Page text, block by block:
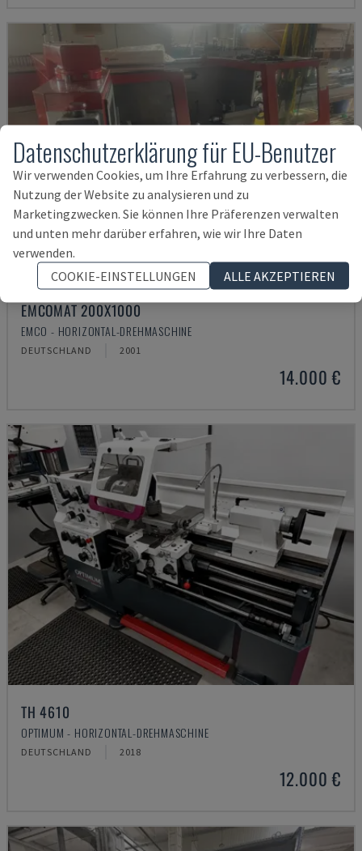
EMCOMAT 200X1000
EMCO - HORIZONTAL-DREHMASCHINE
DEUTSCHLAND 2001
14.000 €
TH 4610
OPTIMUM - HORIZONTAL-DREHMASCHINE
DEUTSCHLAND 2018
12.000 €
Datenschutzerklärung für EU-Benutzer
Wir verwenden Cookies, um Ihre Erfahrung zu verbessern, die
Nutzung der Website zu analysieren und zu
Marketingzwecken. Sie können Ihre Präferenzen verwalten
und unten mehr darüber erfahren, wie wir Ihre Daten
verwenden.
COOKIE-EINSTELLUNGEN
ALLE AKZEPTIEREN